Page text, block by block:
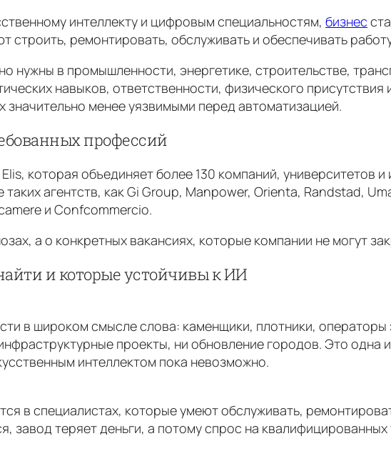
интеллекту и цифровым специальностям, бизнес
ремонтировать, обслуживать и обеспечивать
нужны в промышленности, энергетике, строительстве,
навыков, ответственности, физического
значительно менее уязвимыми перед автоматизацией.
профессий
которая объединяет более 130 компаний, университетов
агентств, как Gi Group, Manpower, Orienta, Randstad,
и Confcommercio.
а о конкретных вакансиях, которые компании не могут
и которые устойчивы к ИИ
в широком смысле слова: каменщики, плотники, операторы
проекты, ни обновление городов. Это одна
интеллектом пока невозможно.
в специалистах, которые умеют обслуживать,
завод теряет деньги, а потому спрос на квалифицированных